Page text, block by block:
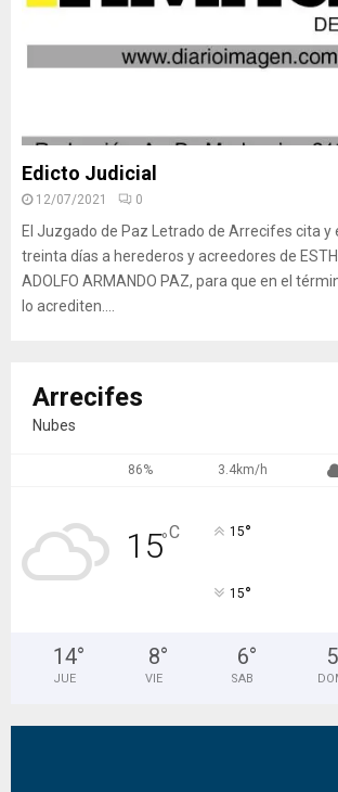
Edicto Judicial
12/07/2021 0
El Juzgado de Paz Letrado de Arrecifes cita y
treinta días a herederos y acreedores de
ADOLFO ARMANDO PAZ, para que en el
lo acrediten....
Arrecifes
Nubes
86% 3.4km/h
15°C 15°
15°
14°
JUE
8°
VIE
6°
SAB
5